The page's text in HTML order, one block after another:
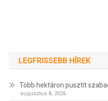
LEGFRISSEBB HÍREK
Több hektáron pusztít
augusztus 8, 2026